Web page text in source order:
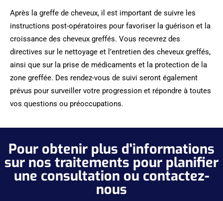
Après la greffe de cheveux, il est important de suivre les
instructions post-opératoires pour favoriser la guérison et la
croissance des cheveux greffés. Vous recevrez des
directives sur le nettoyage et l’entretien des cheveux greffés,
ainsi que sur la prise de médicaments et la protection de la
zone greffée. Des rendez-vous de suivi seront également
prévus pour surveiller votre progression et répondre à toutes
vos questions ou préoccupations.
Pour obtenir plus d'informations
sur nos traitements pour planifier
une consultation ou contactez-
nous